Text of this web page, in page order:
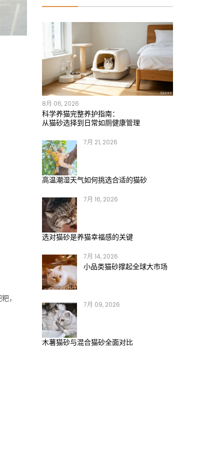
，
8月 06, 2026
科学养猫完整养护指南：
从猫砂选择到日常如厕健康管理
7月 21, 2026
高温潮湿天气如何挑选合适的猫砂
7月 16, 2026
选对猫砂是养猫幸福感的关键
7月 14, 2026
小品类猫砂撑起全球大市场
7月 09, 2026
木薯猫砂与混合猫砂全面对比